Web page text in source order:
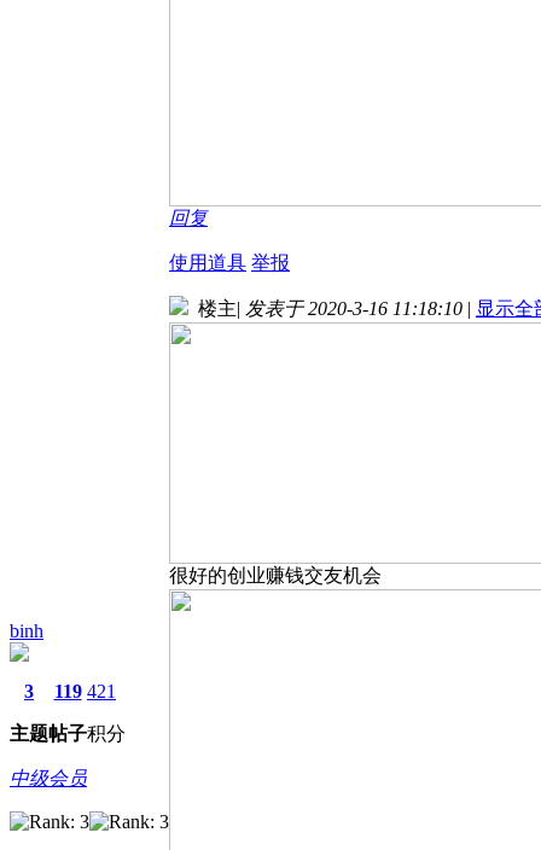
回复
使用道具 举报
binh
3
主题
119
帖子
421
积分
中级会员
楼主| 发表于 2020-3-16 11:18:10 | 显示全
很好的创业赚钱交友机会